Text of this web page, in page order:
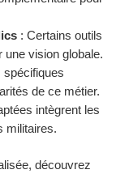
: Certains outils
vision globale.
de ce métier.
intègrent les
militaires.
découvrez